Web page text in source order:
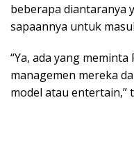
beberapa diantaranya
sapaannya untuk
“Ya, ada yang
managemen mereka
model atau entertain,”